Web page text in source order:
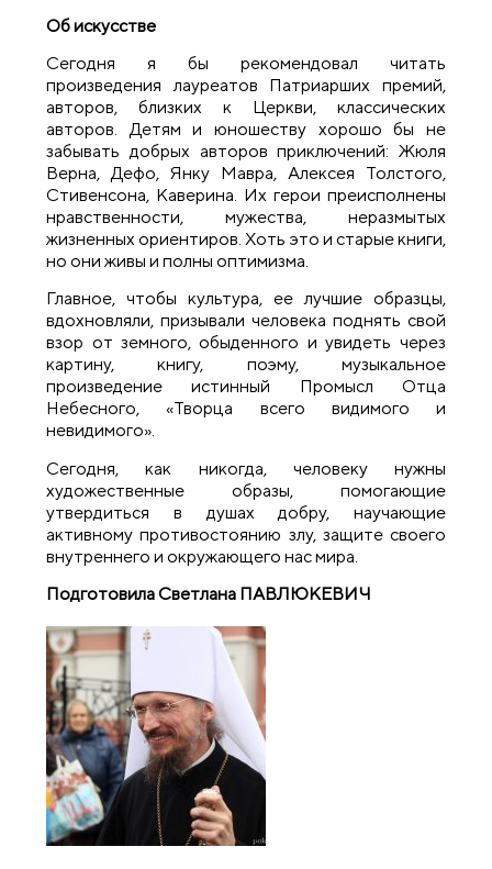
Об искусстве
Сегодня я бы рекомендовал читать
произведения лауреатов Патриарших премий,
авторов, близких к Церкви, классических
авторов. Детям и юношеству хорошо бы не
забывать добрых авторов приключений: Жюля
Верна, Дефо, Янку Мавра, Алексея Толстого,
Стивенсона, Каверина. Их герои преисполнены
нравственности, мужества, неразмытых
жизненных ориентиров. Хоть это и старые книги,
но они живы и полны оптимизма.
Главное, чтобы культура, ее лучшие образцы,
вдохновляли, призывали человека поднять свой
взор от земного, обыденного и увидеть через
картину, книгу, поэму, музыкальное
произведение истинный Промысл Отца
Небесного, «Творца всего видимого и
невидимого».
Сегодня, как никогда, человеку нужны
художественные образы, помогающие
утвердиться в душах добру, научающие
активному противостоянию злу, защите своего
внутреннего и окружающего нас мира.
Подготовила Светлана ПАВЛЮКЕВИЧ